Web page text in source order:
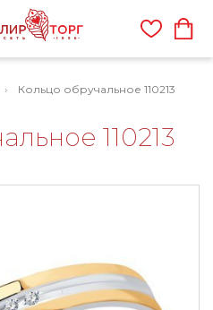
Кольцо обручальное 110213
110213